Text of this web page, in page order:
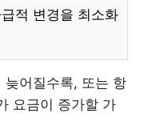
적 변경을 최소화
늦어질수록, 또는 항
요금이 증가할 가